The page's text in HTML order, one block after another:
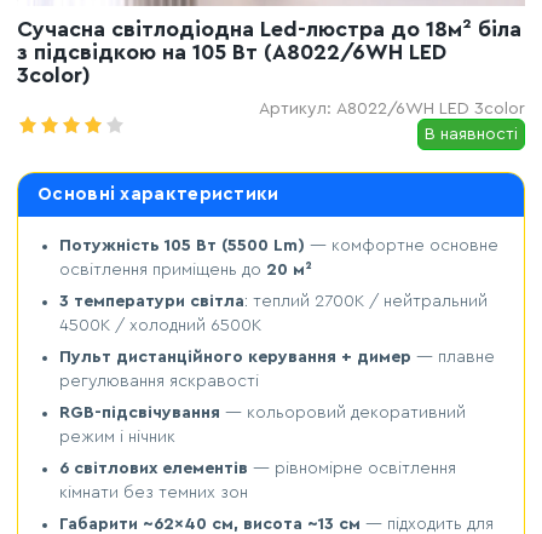
Сучасна світлодіодна Led-люстра до 18м² біла
з підсвідкою на 105 Вт (A8022/6WH LED
3color)
Артикул: A8022/6WH LED 3color
В наявності
Основні характеристики
Потужність 105 Вт (5500 Lm) — комфортне основне
освітлення приміщень до 20 м²
3 температури світла: теплий 2700K / нейтральний
4500K / холодний 6500K
Пульт дистанційного керування + димер — плавне
регулювання яскравості
RGB-підсвічування — кольоровий декоративний
режим і нічник
6 світлових елементів — рівномірне освітлення
кімнати без темних зон
Габарити ~62×40 см, висота ~13 см — підходить для